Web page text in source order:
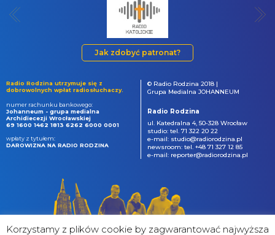
Jak zdobyć patronat?
Radio Rodzina utrzymuje się z
dobrowolnych wpłat radiosłuchaczy.
numer rachunku bankowego:
Johanneum - grupa medialna
Archidiecezji Wrocławskiej
69 1600 1462 1813 6262 6000 0001
wpłaty z tytułem:
DAROWIZNA NA RADIO RODZINA
© Radio Rodzina 2018 |
Grupa Medialna JOHANNEUM
Radio Rodzina
ul. Katedralna 4, 50-328 Wrocław
studio: tel. 71 322 20 22
e-mail: studio@radiorodzina.pl
newsroom: tel. +48 71 327 12 85
e-mail: reporter@radiorodzina.pl
Korzystamy z plików cookie by zagwarantować najwyższa